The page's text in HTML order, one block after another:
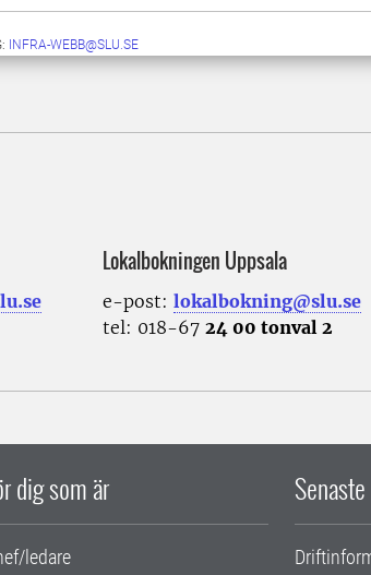
INFRA-WEBB@SLU.SE
Lokalbokningen Uppsala
e-post:lokalbokning@slu.se
tel: 018-6724 00 tonval 2
dig som är
ledare